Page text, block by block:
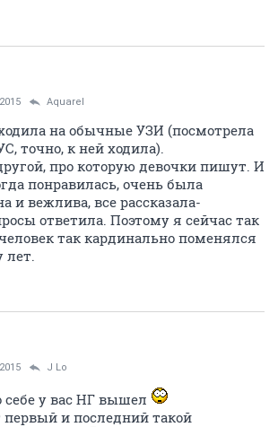
Аquаrеl
на обычные УЗИ (посмотрела
точно, к ней ходила).
про которую девочки пишут. И
понравилась, очень была
и вежлива, все рассказала-
ответила. Поэтому я сейчас так
так кардинально поменялся
лет.
J Lo
себе у вас НГ вышел
первый и последний такой